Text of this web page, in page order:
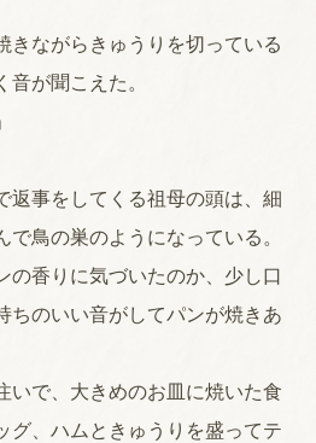
ながらきゅうりを切っている
が聞こえた。
事をしてくる祖母の頭は、細
鳥の巣のようになっている。
香りに気づいたのか、少し口
ちのいい音がしてパンが焼きあ
で、大きめのお皿に焼いた食
グ、ハムときゅうりを盛ってテ